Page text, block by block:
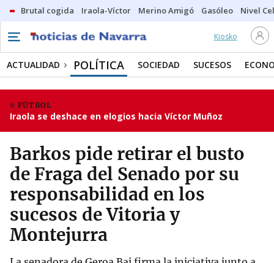
Brutal cogida Iraola-Víctor Merino Amigó Gasóleo Nivel
Kiosko
ACTUALIDAD POLÍTICA SOCIEDAD SUCESOS
FÚTBOL
Iraola se deshace en elogios hacia Víctor Muñoz
Barkos pide retirar el busto
de Fraga del Senado por su
responsabilidad en los
sucesos de Vitoria y
Montejurra